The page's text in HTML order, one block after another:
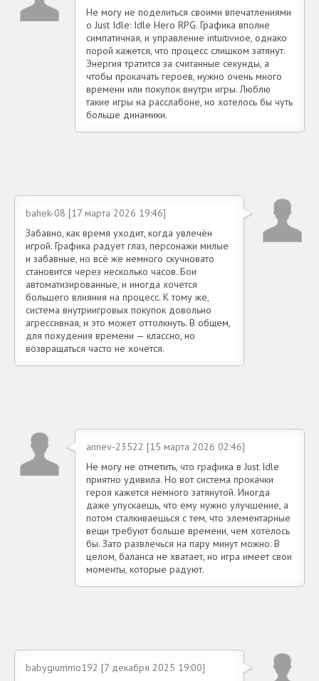
Не могу не поделиться своими впечатлениями
о Just Idle: Idle Hero RPG. Графика вполне
симпатичная, и управление intuitivное, однако
порой кажется, что процесс слишком затянут.
Энергия тратится за считанные секунды, а
чтобы прокачать героев, нужно очень много
времени или покупок внутри игры. Люблю
такие игры на расслабоне, но хотелось бы чуть
больше динамики.
bahek-08 [17 марта 2026 19:46]
Забавно, как время уходит, когда увлечён
игрой. Графика радует глаз, персонажи милые
и забавные, но всё же немного скучновато
становится через несколько часов. Бои
автоматизированные, и иногда хочется
большего влияния на процесс. К тому же,
система внутриигровых покупок довольно
агрессивная, и это может оттолкнуть. В общем,
для похудения времени — классно, но
возвращаться часто не хочется.
annev-23522 [15 марта 2026 02:46]
Не могу не отметить, что графика в Just Idle
приятно удивила. Но вот система прокачки
героя кажется немного затянутой. Иногда
даже упускаешь, что ему нужно улучшение, а
потом сталкиваешься с тем, что элементарные
вещи требуют больше времени, чем хотелось
бы. Зато развлечься на пару минут можно. В
целом, баланса не хватает, но игра имеет свои
моменты, которые радуют.
babygiummo192 [7 декабря 2025 19:00]